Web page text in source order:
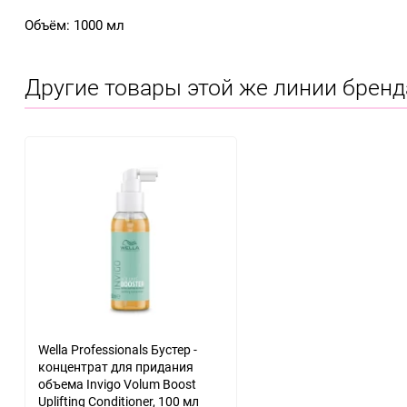
Объём: 1000 мл
Другие товары этой же линии
Wella Professionals Бустер -
концентрат для придания
объема Invigo Volum Boost
Uplifting Conditioner, 100 мл